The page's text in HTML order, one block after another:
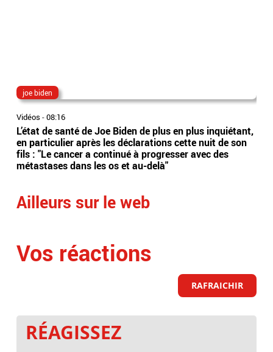
joe biden
Vidéos -08:16
L’état de santé de Joe Biden de plus en plus inquiétant,
en particulier après les déclarations cette nuit de son
fils : "Le cancer a continué à progresser avec des
métastases dans les os et au-delà"
Ailleurs sur le web
Vos réactions
RAFRAICHIR
RÉAGISSEZ